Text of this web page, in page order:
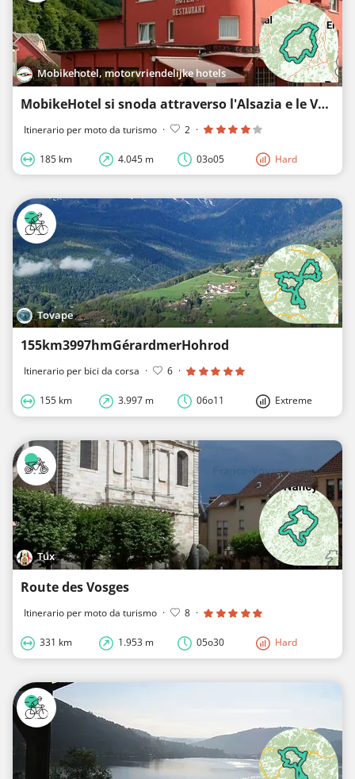
Mobikehotel, motorvriendelijke hotels
MobikeHotel si snoda attraverso l'Alsazia e le Vosgi
Itinerario per moto da turismo · 2 ·
185 km 4.045 m 03o05 Hard
Tovape
155km3997hmGérardmerHohrod
Itinerario per bici da corsa · 6 ·
155 km 3.997 m 06o11 Extreme
Tux
Route des Vosges
Itinerario per moto da turismo · 8 ·
331 km 1.953 m 05o30 Hard